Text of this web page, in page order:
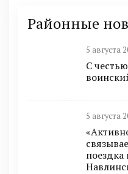
Районные
5 августа
С
5 августа
поездка